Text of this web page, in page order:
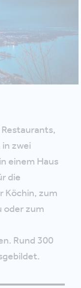
zwei
einem Haus
die
Köchin, zum
oder zum
Rund 300